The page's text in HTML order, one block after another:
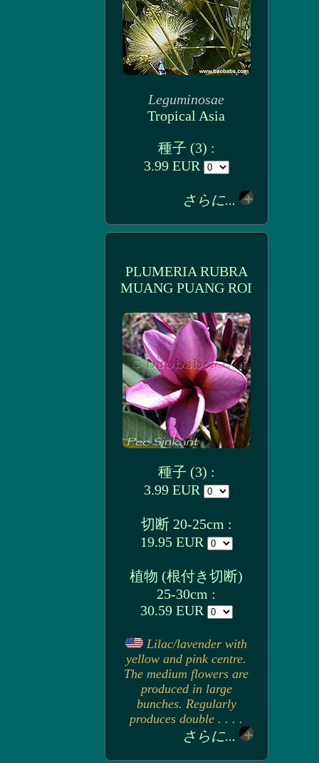
Leguminosae
Tropical Asia
種子 (3) :
3.99 EUR
さらに...
PLUMERIA RUBRA
MUANG PUANG ROI
種子 (3) :
3.99 EUR
切断 20-25cm :
19.95 EUR
植物 (根付き切断)
25-30cm :
30.59 EUR
Lilac/lavender with
yellow and pink centre.
The medium flowers are
produced in large
bunches. Regularly
produces double . . . .
さらに...